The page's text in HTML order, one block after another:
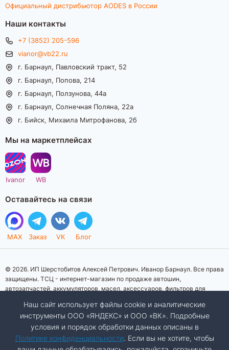
Официальный дистрибьютор AODES в России
Наши контакты
+7 (3852) 205-596
vianor@vb22.ru
г. Барнаул, Павловский тракт, 52
г. Барнаул, Попова, 214
г. Барнаул, Ползунова, 44а
г. Барнаул, Солнечная Поляна, 22а
г. Бийск, Михаила Митрофанова, 2б
Мы на маркетплейсах
Ivanor WB
Оставайтесь на связи
MAX Заказ VK Блог
© 2026. ИП Шерстобитов Алексей Петрович. Иванор Барнаул. Все права
защищены. ТСЦ - интернет-магазин по продаже автошин,
автозапчастей, аккумуляторов, масел, аксессуаров, фильтров для
информационный характер. Представленная информация о товарах, их
стоимости, характеристик, фото, наличия на складе ни при каких
условиях не является публичной офертой, определяемой положениями
Статьи 437 (2) Гражданского кодекса Российской Федерации.
Изображения товаров на фотографиях, представленных на сайте, могут
Наш сайт использует файлы cookie и аналитические
инструменты ООО «ЯНДЕКС» и ООО «ВК». Подробные
условия и порядок обработки данных описаны в
Политике конфиденциальности. Если вы не хотите, чтобы